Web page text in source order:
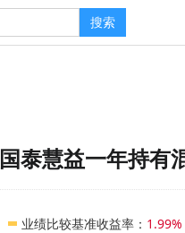
搜索
国泰慧益一年持有
业绩比较基准收益率 ： 1.99%